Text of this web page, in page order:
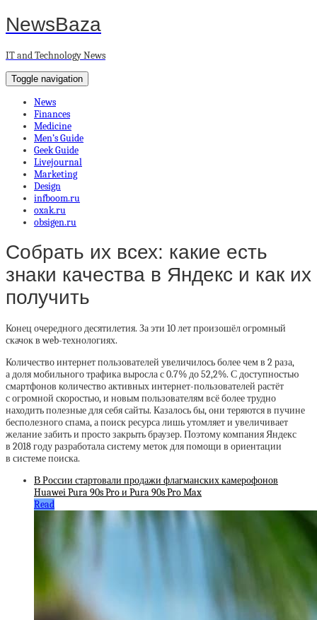
NewsBaza
IT and Technology News
Toggle navigation
News
Finances
Medicine
Men’s Guide
Geek Guide
Livejournal
Marketing
Design
infboom.ru
oxak.ru
obsigen.ru
Собрать их всех: какие есть
знаки качества в Яндекс и как их
получить
Конец очередного десятилетия. За эти 10 лет произошёл огромный
скачок в web-технологиях.
Количество интернет пользователей увеличилось более чем в 2 раза,
а доля мобильного трафика выросла с 0.7% до 52,2%. С доступностью
смартфонов количество активных интернет-пользователей растёт
с огромной скоростью, и новым пользователям всё более трудно
находить полезные для себя сайты. Казалось бы, они теряются в пучине
бесполезного спама, а поиск ресурса лишь утомляет и увеличивает
желание забить и просто закрыть браузер. Поэтому компания Яндекс
в 2018 году разработала систему меток для помощи в ориентации
в системе поиска.
В России стартовали продажи флагманских камерофонов
Huawei Pura 90s Pro и Pura 90s Pro Max
Read